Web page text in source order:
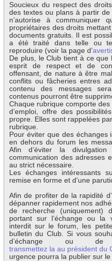
Soucieux du respect des
des textes ou plans à partir
n’autorise à communiquer
propriétaires des droits
documents gratuits. Il est
a été traité dans telle ou
reproduire (voir la page d’
De plus, le Club tient à ce
esprit de respect et de
offensant, de nature à être
conflits ou fâcheries entres
contenu des messages
contenus pourront être
Chaque rubrique comporte
d’emploi, offre des
propre. Elles sont rappelées
rubrique.
Pour éviter que des échanges
en dehors du forum les
Afin d’éviter la
communication des adresses
au strict nécessaire.
Les échanges intéressants
remise en forme et d’une
Afin de profiter de la rapidité
dépanner rapidement nos
de recherche (uniquement)
portant sur l’échange ou la
interdit sur le forum, les
bulletin du Club. Si vous
d’échange ou
transmettez la au président du
urgence pourra la publier sur